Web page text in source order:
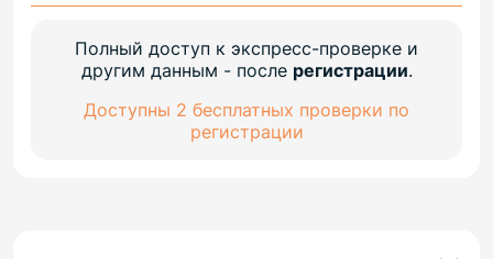
Полный доступ к экспресс-проверке и
другим данным - после регистрации.
Доступны 2 бесплатных проверки по
регистрации